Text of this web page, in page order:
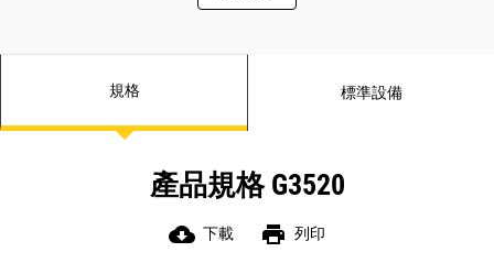
規格 標準設備
產品規格 G3520
cloud_download 下載 print 列印